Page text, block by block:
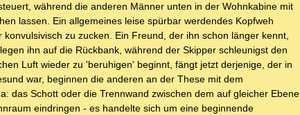
während die anderen Männer unten in der Wohnkabine mit
lassen. Ein allgemeines leise spürbar werdendes Kopfweh
zu zucken. Ein Freund, der ihn schon länger kennt,
ihn auf die Rückbank, während der Skipper schleunigst den
Luft wieder zu 'beruhigen' beginnt, fängt jetzt derjenige, der in
war, beginnen die anderen an der These mit dem
das Schott oder die Trennwand zwischen dem auf gleicher Ebene
eindringen - es handelte sich um eine beginnende